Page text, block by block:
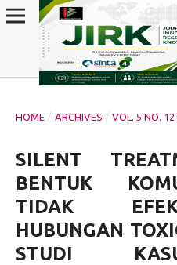
HOME / ARCHIVES / VOL. 5 NO.
SILENT
BENTUK
TIDAK
HUBUNGAN
STUDI